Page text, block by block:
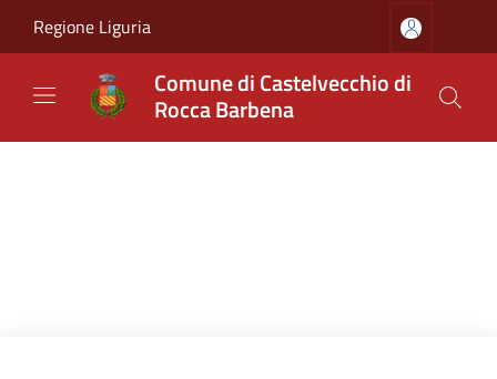
Regione Liguria
Comune di Castelvecchio di
Rocca Barbena